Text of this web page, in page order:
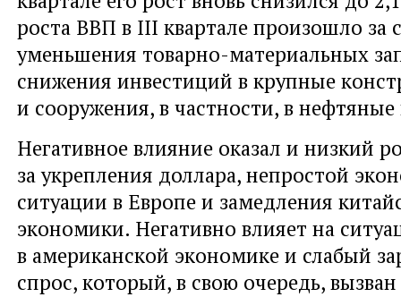
роста ВВП в III квартале произошло за
уменьшения товарно-материальных
снижения инвестиций в крупные
и сооружения, в частности, в
Негативное влияние оказал и низкий
за укрепления доллара, непростой
ситуации в Европе и замедления
экономики. Негативно влияет на
в американской экономике и слабый
спрос, который, в свою очередь,